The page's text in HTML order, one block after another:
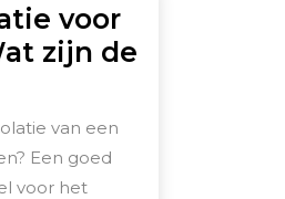
voor
zijn de
van een
Een goed
voor het